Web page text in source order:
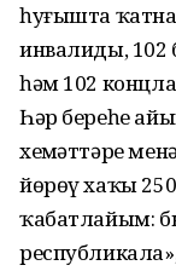
һуғышта
инвалиды, 102
һәм 102
Һәр береһе
хеҙмәттәре
йөрөү хаҡы
ҡабатлайым: